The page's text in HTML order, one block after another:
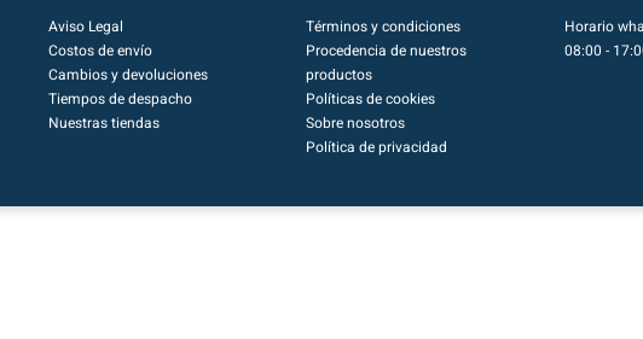
Aviso Legal
Costos de envío
Cambios y devoluciones
Tiempos de despacho
Nuestras tiendas
Términos y condiciones
Procedencia de nuestros
productos
Políticas de cookies
Sobre nosotros
Política de privacidad
Horario
08:00 -